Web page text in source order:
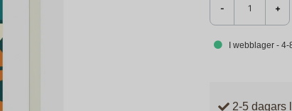
- +
I webblager - 4-
2-5 dagars